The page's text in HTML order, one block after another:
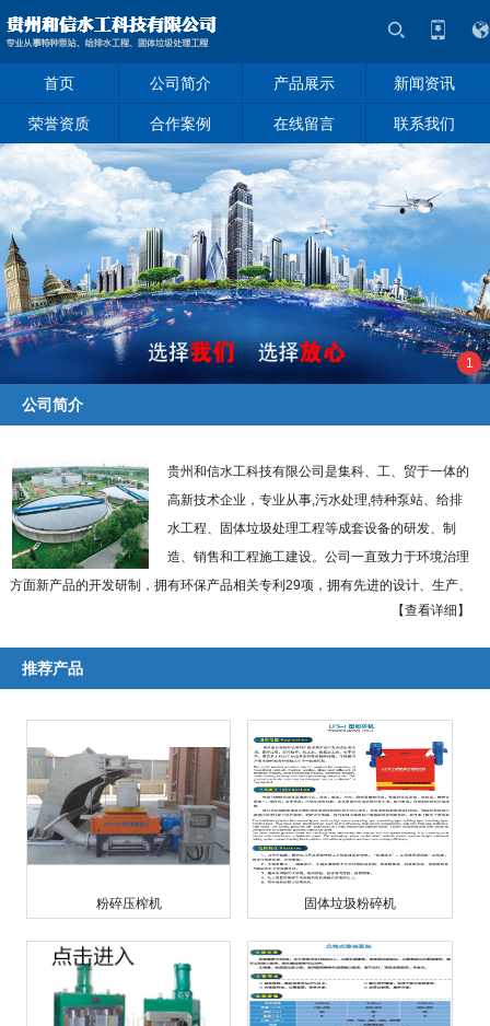
首页 公司简介 产品展示 新闻资讯
荣誉资质 合作案例 在线留言 联系我们
1
公司简介
贵州和信水工科技有限公司是集科、工、贸于一体的
高新技术企业，专业从事,污水处理,特种泵站、给排
水工程、固体垃圾处理工程等成套设备的研发、制
造、销售和工程施工建设。公司一直致力于环境治理
方面新产品的开发研制，拥有环保产品相关专利29项，拥有先进的设计、生产、
加工和检测手段，建有各类产品检测中心及泰州市环境技术研究中心。
技装备开发研制的递进式经营理念，大力推进特种泵站设备、给排水工程设备、
国内率先研制出粉碎型格栅、模块式浮坞泵船、固体垃圾粉碎机、低速剪切式秸
杆粉碎机、城市生活垃圾无氧热解系列化成套装备，并相继通过了科技成果鉴
定，多次获得省市级科技进步奖。
公司座落于贵州省贵阳市贵安新区马场镇数字文化产业园。长期以来，以诚
信的经营理念，雄厚的技术力量，先进的工艺设施，丰富的施工经验取信于国内
外广大用户及建设施工单位，多次获国家及地区党政部门嘉奖。 ...【查看详细】
【查看详细】
推荐产品
粉碎压榨机 固体垃圾粉碎机